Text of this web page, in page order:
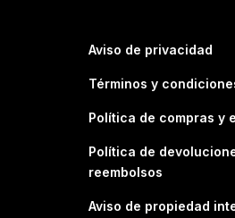
Aviso de privacidad
Términos y
Política de compras y
Política de
reembolsos
Aviso de propiedad